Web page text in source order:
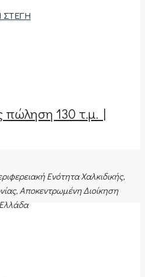
ΣΤΈΓΗ
πώληση 130 τ.μ. |
Ενότητα Χαλκιδικής,
Αποκεντρωμένη Διοίκηση